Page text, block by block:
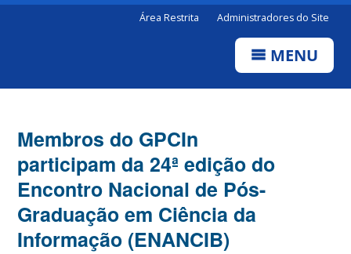
Área Restrita Administradores do Site
MENU
Membros do GPCIn
participam da 24ª edição do
Encontro Nacional de Pós-
Graduação em Ciência da
Informação (ENANCIB)